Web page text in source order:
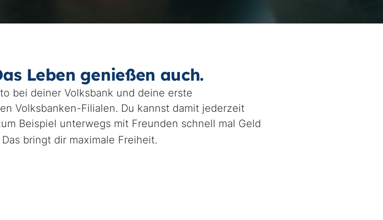
Leben genießen auch.
bei deiner Volksbank und deine erste
Volksbanken-Filialen. Du kannst damit jederzeit
Beispiel unterwegs mit Freunden schnell mal Geld
bringt dir maximale Freiheit.